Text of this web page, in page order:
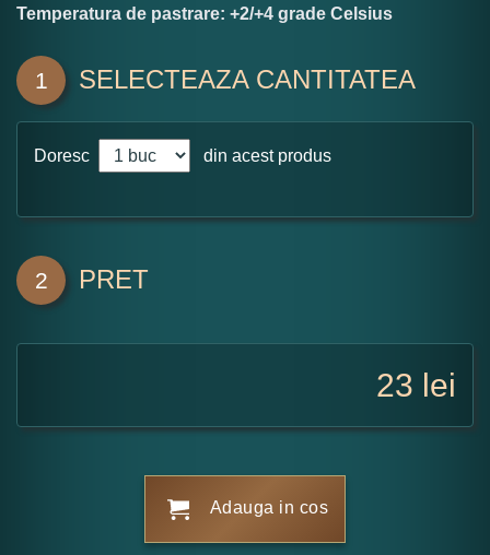
Temperatura de pastrare: +2/+4 grade Celsius
1 SELECTEAZA CANTITATEA
Doresc din acest produs
2 PRET
23 lei
Adauga in cos